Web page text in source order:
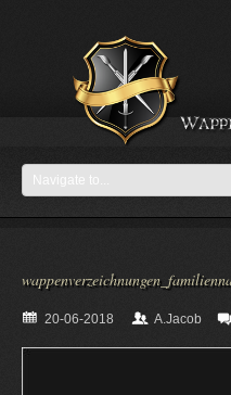
20-06-2018 A.Jacob